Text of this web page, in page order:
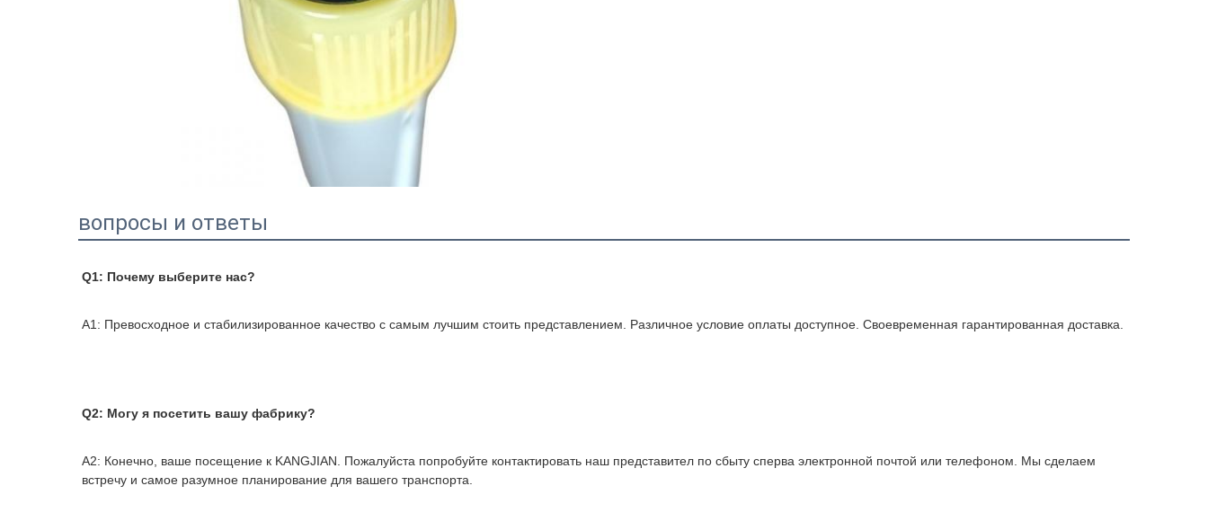
вопросы и ответы
Q1: Почему выберите нас?
A1: Превосходное и стабилизированное качество с самым лучшим стоить представлением. Различное условие оплаты доступное. Своевременная гарантированная доставка.
Q2: Могу я посетить вашу фабрику?
A2: Конечно, ваше посещение к KANGJIAN. Пожалуйста попробуйте контактировать наш представител по сбыту сперва электронной почтой или телефоном. Мы сделаем
встречу и самое разумное планирование для вашего транспорта.